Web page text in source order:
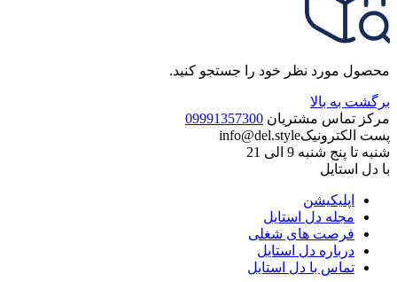
محصول مورد نظر خود را جستجو کنید.
برگشت به بالا
مرکز تماس مشتریان 09991357300
پست الکترونیکinfo@del.style
شنبه تا پنج شنبه 9 الی 21
با دل استایل
اپلیکیشن
مجله دل استایل
فرصت های شغلی
درباره دل استایل
تماس با دل استایل